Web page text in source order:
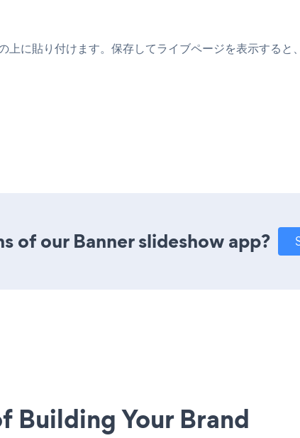
に貼り付けます。保存してライブページを表示する
of our Banner slideshow app?
Building Your Brand